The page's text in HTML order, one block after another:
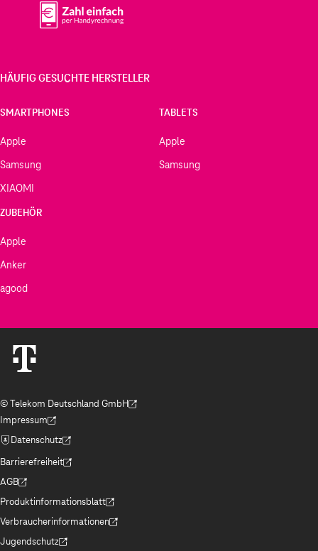
HÄUFIG GESUCHTE HERSTELLER
SMARTPHONES
Apple
Samsung
XIAOMI
TABLETS
Apple
Samsung
ZUBEHÖR
Apple
Anker
agood
© Telekom Deutschland GmbH
(Der Link wird in einem neuen Tab geöffnet)
Impressum
(Der Link wird in einem neuen Tab geöffnet)
Datenschutz
(Der Link wird in einem neuen Tab geöffnet)
Barrierefreiheit
(Der Link wird in einem neuen Tab geöffnet)
AGB
(Der Link wird in einem neuen Tab geöffnet)
Produktinformationsblatt
(Der Link wird in einem neuen Tab geöffnet)
Verbraucherinformationen
(Der Link wird in einem neuen Tab geöffnet)
Jugendschutz
(Der Link wird in einem neuen Tab geöffnet)